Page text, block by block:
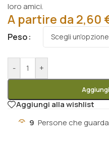
loro amici.
A partire da 2,60
Peso
- +
Aggiungi alla wishlist
9 Persone che